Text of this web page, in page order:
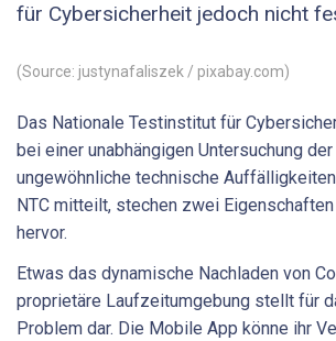
für Cybersicherheit jedoch nicht
(Source: justynafaliszek / pixabay.com)
Das Nationale Testinstitut für
bei einer unabhängigen Untersuchung
ungewöhnliche technische
NTC mitteilt, stechen zwei
hervor.
Etwas das dynamische Nachladen von
proprietäre Laufzeitumgebung stellt für
Problem dar. Die Mobile App könne ihr